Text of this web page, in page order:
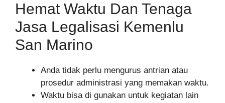
Hemat Waktu Dan Tenaga
Jasa Legalisasi Kemenlu
San Marino
Anda tidak perlu mengurus antrian atau
prosedur administrasi yang memakan waktu.
Waktu bisa di gunakan untuk kegiatan lain